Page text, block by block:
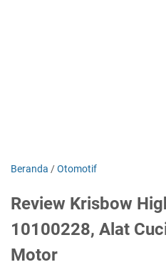
Beranda /Otomotif
Review Krisbow
10100228, Alat
Motor